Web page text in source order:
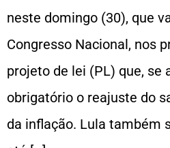
neste domingo (30), que
Congresso Nacional, nos
projeto de lei (PL) que, se
obrigatório o reajuste do
da inflação. Lula também